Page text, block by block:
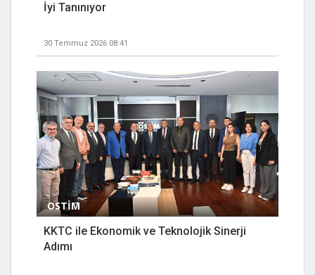
İyi Tanınıyor
30 Temmuz 2026 08:41
OSTİM
KKTC ile Ekonomik ve Teknolojik Sinerji
Adımı